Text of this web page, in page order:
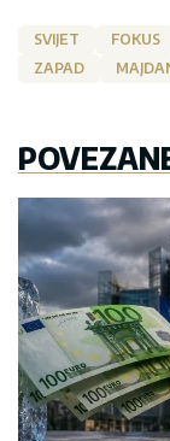
SVIJET FOKUS
ZAPAD